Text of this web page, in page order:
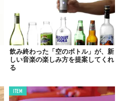
飲み終わった「空のボトル」が、新
しい音楽の楽しみ方を提案してくれ
る
ITEM